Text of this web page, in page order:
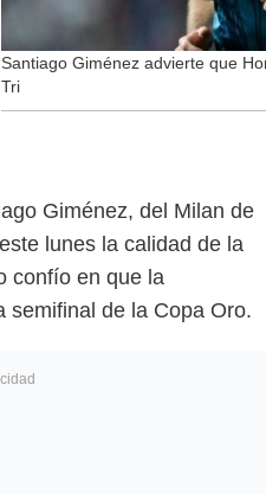
Santiago Giménez advierte que
Tri
Giménez, del Milan de
lunes la calidad de la
confío en que la
semifinal de la Copa Oro.